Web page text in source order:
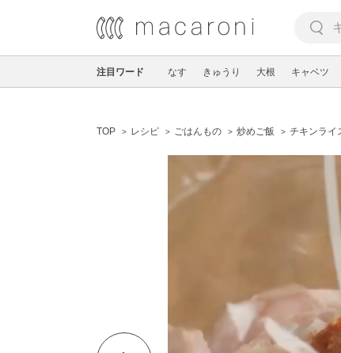
注目ワード なす きゅうり 大根 キャベツ
TOP レシピ ごはんもの 炒めご飯 チキンライ